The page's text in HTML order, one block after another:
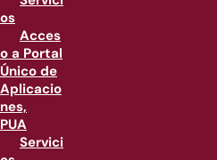
os
Acces
o a Portal
Único de
Aplicacio
nes,
PUA
Servici